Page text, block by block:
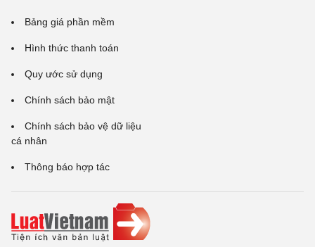
Bảng giá phần mềm
Hình thức thanh toán
Quy ước sử dụng
Chính sách bảo mật
Chính sách bảo vệ dữ liệu
cá nhân
Thông báo hợp tác